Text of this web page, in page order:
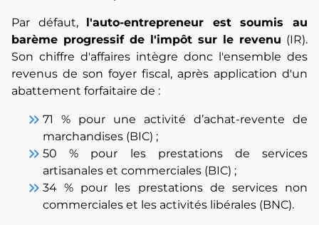
Par défaut, l'auto-entrepreneur est soumis au
barème progressif de l'impôt sur le revenu (IR).
Son chiffre d'affaires intègre donc l'ensemble des
revenus de son foyer fiscal, après application d'un
abattement forfaitaire de :
keyboard_double_arrow_right 71 % pour une activité d’achat-revente de
marchandises (BIC) ;
keyboard_double_arrow_right 50 % pour les prestations de services
artisanales et commerciales (BIC) ;
keyboard_double_arrow_right 34 % pour les prestations de services non
commerciales et les activités libérales (BNC).